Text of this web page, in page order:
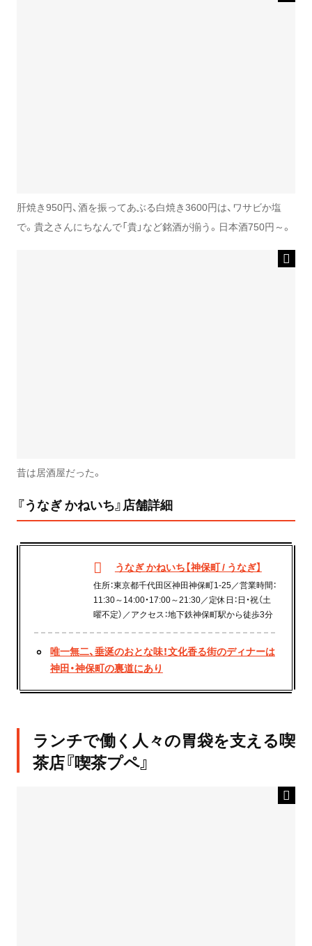
肝焼き950円、酒を振ってあぶる白焼き3600円は、ワサビか塩
で。貴之さんにちなんで「貴」など銘酒が揃う。日本酒750円～。
昔は居酒屋だった。
『うなぎ かねいち』店舗詳細
うなぎ かねいち【神保町 / うなぎ】
住所：東京都千代田区神田神保町1-25／営業時間：
11:30～14:00・17:00～21:30／定休日：日・祝（土
曜不定）／アクセス：地下鉄神保町駅から徒歩3分
唯一無二、垂涎のおとな味！文化香る街のディナーは
神田・神保町の裏道にあり
ランチで働く人々の胃袋を支える喫
茶店『喫茶プペ』